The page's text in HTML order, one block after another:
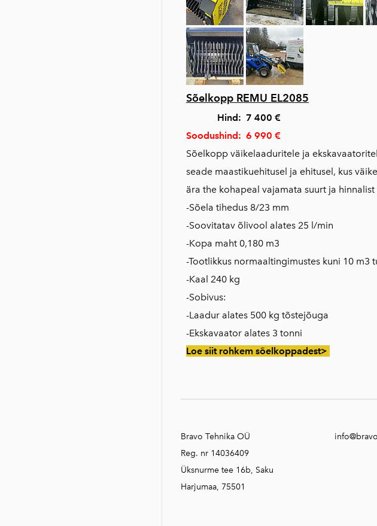
Sõelkopp REMU EL2085
Hind: 7 400 €
Soodushind: 6 990 €
Sõelkopp väikelaaduritele ja
seade maastikuehitusel ja ehitusel, kus
ära the kohapeal vajamata suurt ja
-Sõela tihedus 8/23 mm
-Soovitatav õlivool alates 25 l/min
-Kopa maht 0,180 m3
-Tootlikkus normaaltingimustes kuni 10 m3
-Kaal 240 kg
-Sobivus:
-Laadur alates 500 kg tõstejõuga
-Ekskavaator alates 3 tonni
Loe siit rohkem sõelkoppadest>
Bravo Tehnika OÜ
Reg. nr 14036409
Üksnurme tee 16b, Saku
Harjumaa, 75501